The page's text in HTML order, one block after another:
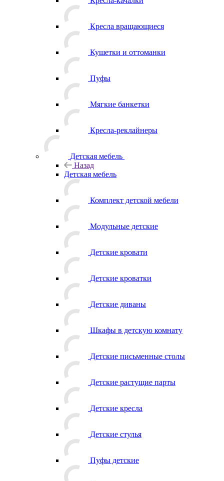
Кресла вращающиеся
Кушетки и оттоманки
Пуфы
Мягкие банкетки
Кресла-реклайнеры
Детская мебель
Назад
Детская мебель
Комплект детской мебели
Модульные детские
Детские кровати
Детские кроватки
Детские диваны
Шкафы в детскую комнату
Детские письменные столы
Детские растущие парты
Детские кресла
Детские стулья
Пуфы детские